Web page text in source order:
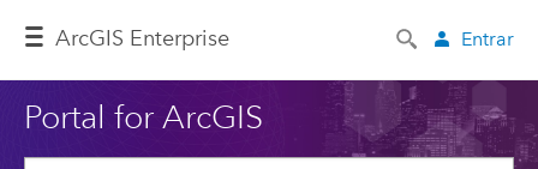
ArcGIS Enterprise Entrar
Portal for ArcGIS